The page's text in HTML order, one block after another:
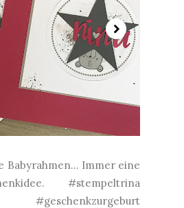
Babyrahmen... Immer eine
#stempeltrina
#geschenkzurgeburt